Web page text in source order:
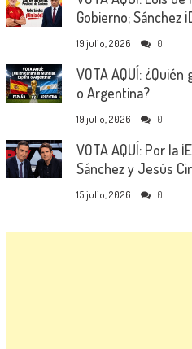
Gobierno; Sánchez
19 julio, 2026 0
VOTA AQUÍ:
o Argentina?
19 julio, 2026 0
VOTA AQUÍ: Por la
Sánchez y Jesús
15 julio, 2026 0